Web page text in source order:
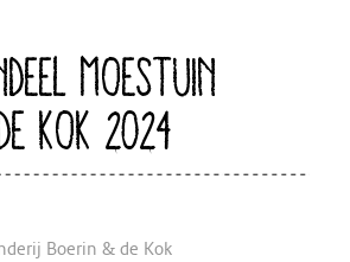
MOESTUIN
KOK 2024
Boerin & de Kok